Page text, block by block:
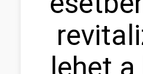
lehet